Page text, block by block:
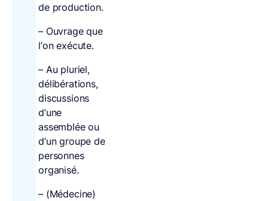
de production.
– Ouvrage que
l’on exécute.
– Au pluriel,
délibérations,
discussions
d’une
assemblée ou
d’un groupe de
personnes
organisé.
– (Médecine)